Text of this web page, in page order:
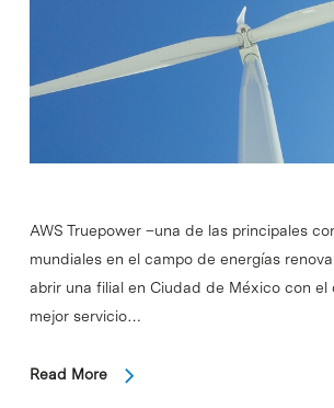
AWS Truepower –una de las principales
mundiales en el campo de energías
abrir una filial en Ciudad de México con el
mejor servicio…
Read More